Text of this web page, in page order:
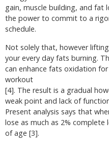
gain, muscle building, and fat
the power to commit to a
schedule.
Not solely that, however
your every day fats burning.
can enhance fats oxidation
workout
[4]. The result is a gradual
weak point and lack of
Present analysis says that
lose as much as 2% complete
of age [3].